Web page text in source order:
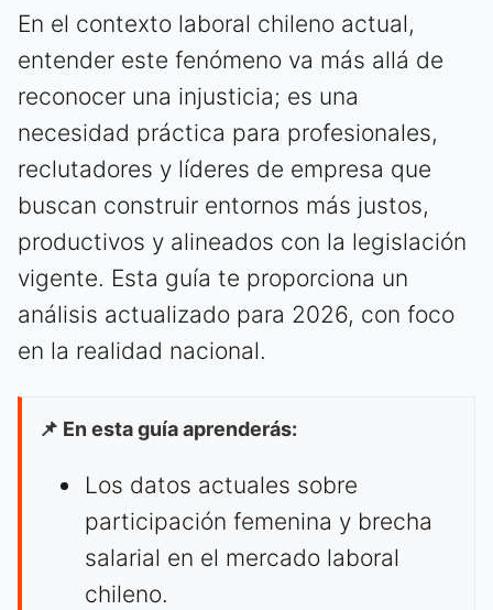
En el contexto laboral chileno actual,
entender este fenómeno va más allá de
reconocer una injusticia; es una
necesidad práctica para profesionales,
reclutadores y líderes de empresa que
buscan construir entornos más justos,
productivos y alineados con la legislación
vigente. Esta guía te proporciona un
análisis actualizado para 2026, con foco
en la realidad nacional.
📌 En esta guía aprenderás:
Los datos actuales sobre
participación femenina y brecha
salarial en el mercado laboral
chileno.